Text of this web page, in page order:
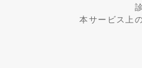
本サービス上